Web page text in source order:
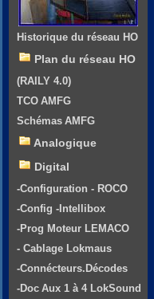
Historique du réseau HO
Plan du réseau HO
(RAILY 4.0)
TCO AMFG
Schémas AMFG
Analogique
Digital
-Configuration - ROCO
-Config -Intellibox
-Prog Moteur LEMACO
- Cablage Lokmaus
-Connécteurs.Décodes
-Doc Aux 1 à 4 LokSound